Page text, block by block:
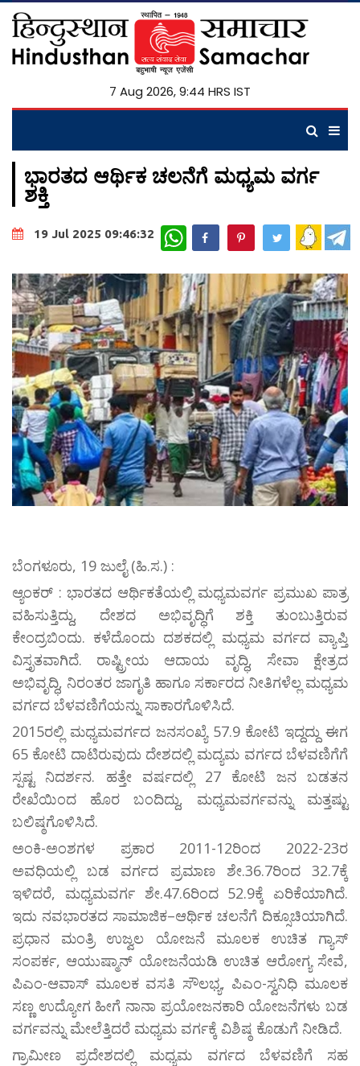
7 Aug 2026, 9:44 HRS IST
ಭಾರತದ ಆರ್ಥಿಕ ಚಲನೆಗೆ ಮಧ್ಯಮ ವರ್ಗ
ಶಕ್ತಿ
19 Jul 2025 09:46:32 WhatsApp
ಬೆಂಗಳೂರು, 19 ಜುಲೈ (ಹಿ.ಸ.) :
ಆ್ಯಂಕರ್ : ಭಾರತದ ಆರ್ಥಿಕತೆಯಲ್ಲಿ ಮಧ್ಯಮವರ್ಗ ಪ್ರಮುಖ ಪಾತ್ರ
ವಹಿಸುತ್ತಿದ್ದು, ದೇಶದ ಅಭಿವೃದ್ಧಿಗೆ ಶಕ್ತಿ ತುಂಬುತ್ತಿರುವ
ಕೇಂದ್ರಬಿಂದು. ಕಳೆದೊಂದು ದಶಕದಲ್ಲಿ ಮಧ್ಯಮ ವರ್ಗದ ವ್ಯಾಪ್ತಿ
ವಿಸ್ತೃತವಾಗಿದೆ. ರಾಷ್ಟ್ರೀಯ ಆದಾಯ ವೃದ್ಧಿ, ಸೇವಾ ಕ್ಷೇತ್ರದ
ಅಭಿವೃದ್ಧಿ, ನಿರಂತರ ಜಾಗೃತಿ ಹಾಗೂ ಸರ್ಕಾರದ ನೀತಿಗಳೆಲ್ಲ ಮಧ್ಯಮ
ವರ್ಗದ ಬೆಳವಣಿಗೆಯನ್ನು ಸಾಕಾರಗೊಳಿಸಿದೆ.
2015ರಲ್ಲಿ ಮಧ್ಯಮವರ್ಗದ ಜನಸಂಖ್ಯೆ 57.9 ಕೋಟಿ ಇದ್ದದ್ದು ಈಗ
65 ಕೋಟಿ ದಾಟಿರುವುದು ದೇಶದಲ್ಲಿ ಮದ್ಯಮ ವರ್ಗದ ಬೆಳವಣಿಗೆಗೆ
ಸ್ಪಷ್ಟ ನಿದರ್ಶನ. ಹತ್ತೇ ವರ್ಷದಲ್ಲಿ 27 ಕೋಟಿ ಜನ ಬಡತನ
ರೇಖೆಯಿಂದ ಹೊರ ಬಂದಿದ್ದು, ಮಧ್ಯಮವರ್ಗವನ್ನು ಮತ್ತಷ್ಟು
ಬಲಿಷ್ಠಗೊಳಿಸಿದೆ.
ಅಂಕಿ-ಅಂಶಗಳ ಪ್ರಕಾರ 2011-12ರಿಂದ 2022-23ರ
ಅವಧಿಯಲ್ಲಿ ಬಡ ವರ್ಗದ ಪ್ರಮಾಣ ಶೇ.36.7ರಿಂದ 32.7ಕ್ಕೆ
ಇಳಿದರೆ, ಮಧ್ಯಮವರ್ಗ ಶೇ.47.6ರಿಂದ 52.9ಕ್ಕೆ ಏರಿಕೆಯಾಗಿದೆ.
ಇದು ನವಭಾರತದ ಸಾಮಾಜಿಕ–ಆರ್ಥಿಕ ಚಲನೆಗೆ ದಿಕ್ಸೂಚಿಯಾಗಿದೆ.
ಪ್ರಧಾನ ಮಂತ್ರಿ ಉಜ್ವಲ ಯೋಜನೆ ಮೂಲಕ ಉಚಿತ ಗ್ಯಾಸ್
ಸಂಪರ್ಕ, ಆಯುಷ್ಮಾನ್ ಯೋಜನೆಯಡಿ ಉಚಿತ ಆರೋಗ್ಯ ಸೇವೆ,
ಪಿಎಂ-ಆವಾಸ್ ಮೂಲಕ ವಸತಿ ಸೌಲಭ್ಯ, ಪಿಎಂ-ಸ್ವನಿಧಿ ಮೂಲಕ
ಸಣ್ಣ ಉದ್ಯೋಗ ಹೀಗೆ ನಾನಾ ಪ್ರಯೋಜನಕಾರಿ ಯೋಜನೆಗಳು ಬಡ
ವರ್ಗವನ್ನು ಮೇಲೆತ್ತಿದರೆ ಮಧ್ಯಮ ವರ್ಗಕ್ಕೆ ವಿಶಿಷ್ಠ ಕೊಡುಗೆ ನೀಡಿದೆ.
ಗ್ರಾಮೀಣ ಪ್ರದೇಶದಲ್ಲಿ ಮಧ್ಯಮ ವರ್ಗದ ಬೆಳವಣಿಗೆ ಸಹ